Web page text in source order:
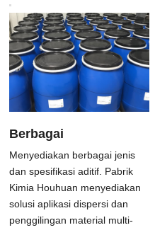
Berbagai
Menyediakan berbagai jenis
dan spesifikasi aditif. Pabrik
Kimia Houhuan menyediakan
solusi aplikasi dispersi dan
penggilingan material multi-